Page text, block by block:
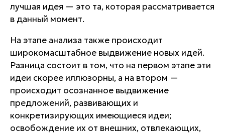
лучшая идея — это та, которая рассматривается
в данный момент.
На этапе анализа также происходит
широкомасштабное выдвижение новых идей.
Разница состоит в том, что на первом этапе эти
идеи скорее иллюзорны, а на втором —
происходит осознанное выдвижение
предложений, развивающих и
конкретизирующих имеющиеся идеи;
освобождение их от внешних, отвлекающих,